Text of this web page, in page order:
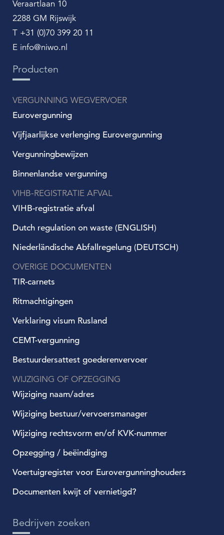
Veraartlaan 10
2288 GM Rijswijk
T +31 (0)70 399 20 11
E info@niwo.nl
Producten
VERGUNNING WEGVERVOER
Eurovergunning
Vijfjaarlijkse verlenging Eurovergunning
Vergunningbewijzen
Binnenlandse vergunning
VIHB-REGISTRATIE AFVAL
VIHB-registratie afval
Dutch regulation on waste (ENGLISH)
Niederländische Abfallregelung (DEUTSCH)
OVERIGE DOCUMENTEN
TIR-carnets
Ritmachtigingen
Verklaring visum Rusland
CEMT-vergunning
Bestuurdersattest goederenvervoer
WIJZIGING OF OPZEGGING
Wijziging naam/adres
Wijziging bestuur/vervoersmanager
Wijziging rechtsvorm en/of KVK-nummer
Opzegging / beëindiging
Voertuigregister voor Eurovergunninghouders
Documenten kwijt of vernietigd?
Bedrijven zoeken